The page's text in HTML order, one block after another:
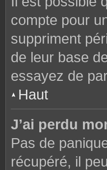
compte pour
suppriment
de leur base
essayez de
Haut
J’ai perdu
Pas de
récupéré, il